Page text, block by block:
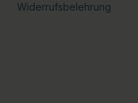
Widerrufsbelehrung